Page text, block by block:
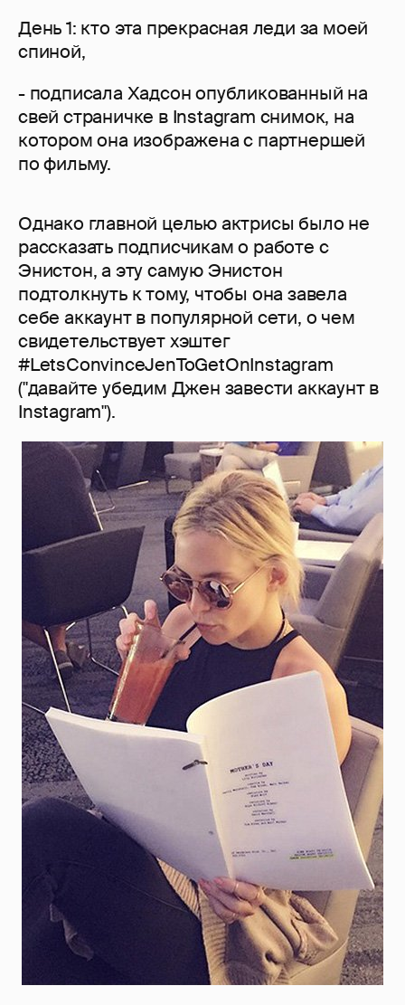
День 1: кто эта прекрасная леди за моей
спиной,
- подписала Хадсон опубликованный на
свей страничке в Instagram снимок, на
котором она изображена с партнершей
по фильму.
Однако главной целью актрисы было не
рассказать подписчикам о работе с
Энистон, а эту самую Энистон
подтолкнуть к тому, чтобы она завела
себе аккаунт в популярной сети, о чем
свидетельствует хэштег
#LetsConvinceJenToGetOnInstagram
("давайте убедим Джен завести аккаунт в
Instagram").